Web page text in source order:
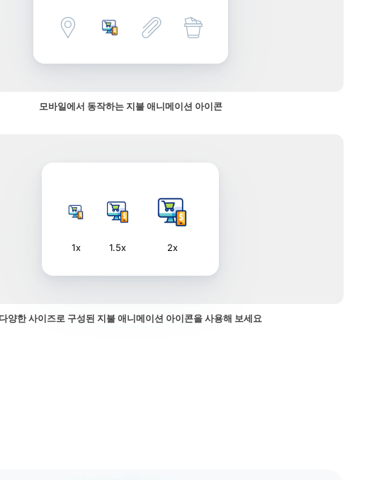
모바일에서 동작하는 지불 애니메이션 아이콘
1x 1.5x 2x
다양한 사이즈로 구성된 지불 애니메이션 아이콘을 사용해 보세요